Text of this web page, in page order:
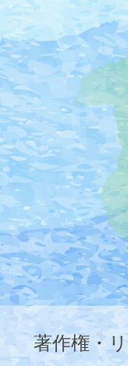
町
の
位
置
を
記
し
た
地
図。
神
奈
川
著作権・